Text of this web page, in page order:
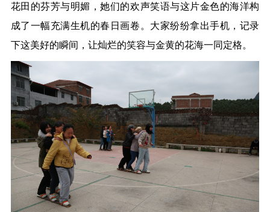
花田的芬芳与明媚，她们的欢声笑语与这片金色的海洋构
成了一幅充满生机的春日画卷。大家纷纷拿出手机，记录
下这美好的瞬间，让灿烂的笑容与金黄的花海一同定格。